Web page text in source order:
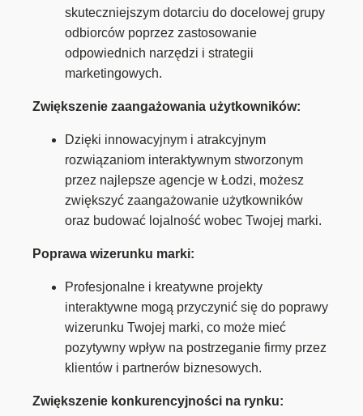
skuteczniejszym dotarciu do docelowej grupy
odbiorców poprzez zastosowanie
odpowiednich narzędzi i strategii
marketingowych.
Zwiększenie zaangażowania użytkowników:
Dzięki innowacyjnym i atrakcyjnym
rozwiązaniom interaktywnym stworzonym
przez najlepsze agencje w Łodzi, możesz
zwiększyć zaangażowanie użytkowników
oraz budować lojalność wobec Twojej marki.
Poprawa wizerunku marki:
Profesjonalne i kreatywne projekty
interaktywne mogą przyczynić się do poprawy
wizerunku Twojej marki, co może mieć
pozytywny wpływ na postrzeganie firmy przez
klientów i partnerów biznesowych.
Zwiększenie konkurencyjności na rynku: